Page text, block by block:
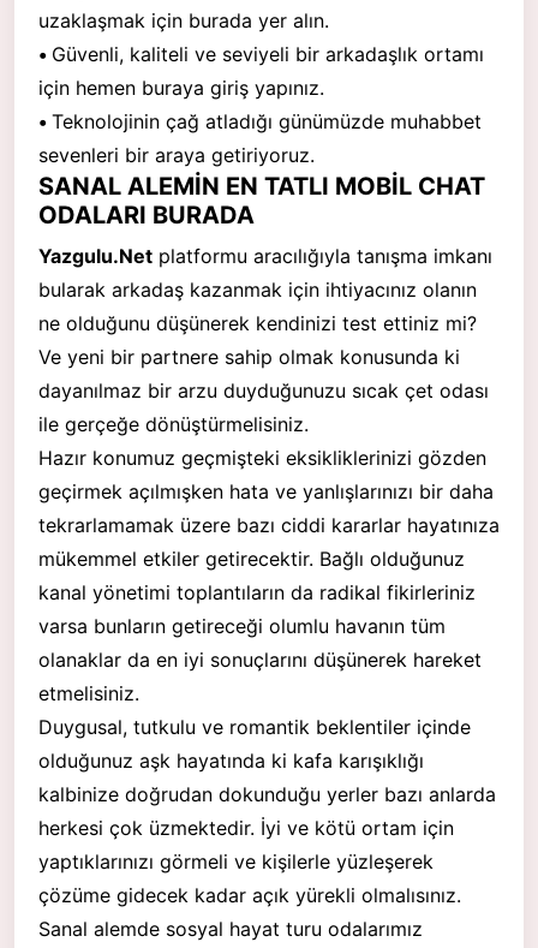
uzaklaşmak için burada yer alın.
• Güvenli, kaliteli ve seviyeli bir arkadaşlık ortamı
için hemen buraya giriş yapınız.
• Teknolojinin çağ atladığı günümüzde muhabbet
sevenleri bir araya getiriyoruz.
SANAL ALEMİN EN TATLI MOBİL CHAT
ODALARI BURADA
Yazgulu.Net platformu aracılığıyla tanışma imkanı
bularak arkadaş kazanmak için ihtiyacınız olanın
ne olduğunu düşünerek kendinizi test ettiniz mi?
Ve yeni bir partnere sahip olmak konusunda ki
dayanılmaz bir arzu duyduğunuzu sıcak çet odası
ile gerçeğe dönüştürmelisiniz.
Hazır konumuz geçmişteki eksikliklerinizi gözden
geçirmek açılmışken hata ve yanlışlarınızı bir daha
tekrarlamamak üzere bazı ciddi kararlar hayatınıza
mükemmel etkiler getirecektir. Bağlı olduğunuz
kanal yönetimi toplantıların da radikal fikirleriniz
varsa bunların getireceği olumlu havanın tüm
olanaklar da en iyi sonuçlarını düşünerek hareket
etmelisiniz.
Duygusal, tutkulu ve romantik beklentiler içinde
olduğunuz aşk hayatında ki kafa karışıklığı
kalbinize doğrudan dokunduğu yerler bazı anlarda
herkesi çok üzmektedir. İyi ve kötü ortam için
yaptıklarınızı görmeli ve kişilerle yüzleşerek
çözüme gidecek kadar açık yürekli olmalısınız.
Sanal alemde sosyal hayat turu odalarımız